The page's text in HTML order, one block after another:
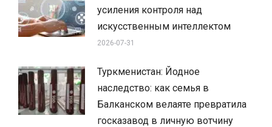
усиления контроля над
искусственным интеллектом
2026-07-31
Туркменистан: Йодное
наследство: как семья в
Балканском велаяте превратила
госказавод в личную вотчину